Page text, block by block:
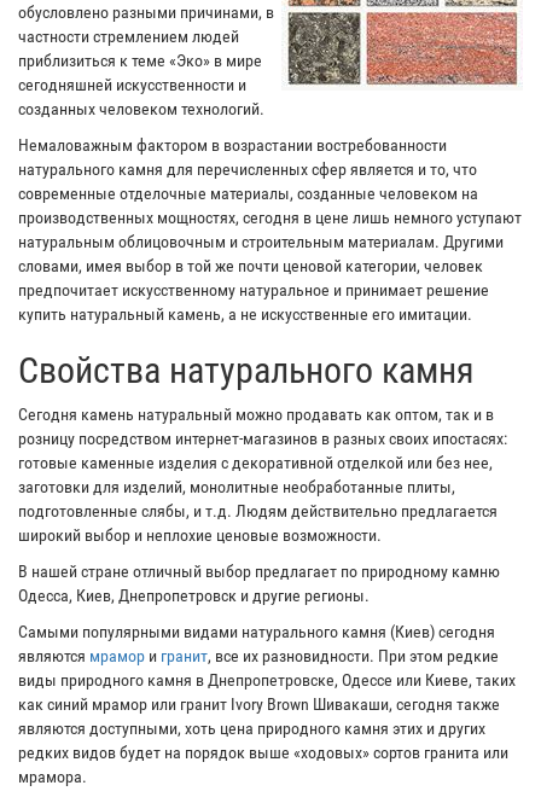
обусловлено разными причинами, в
частности стремлением людей
приблизиться к теме «Эко» в мире
сегодняшней искусственности и
созданных человеком технологий.
Немаловажным фактором в возрастании востребованности
натурального камня для перечисленных сфер является и то, что
современные отделочные материалы, созданные человеком на
производственных мощностях, сегодня в цене лишь немного уступают
натуральным облицовочным и строительным материалам. Другими
словами, имея выбор в той же почти ценовой категории, человек
предпочитает искусственному натуральное и принимает решение
купить натуральный камень, а не искусственные его имитации.
Свойства натурального камня
Сегодня камень натуральный можно продавать как оптом, так и в
розницу посредством интернет-магазинов в разных своих ипостасях:
готовые каменные изделия с декоративной отделкой или без нее,
заготовки для изделий, монолитные необработанные плиты,
подготовленные слябы, и т.д. Людям действительно предлагается
широкий выбор и неплохие ценовые возможности.
В нашей стране отличный выбор предлагает по природному камню
Одесса, Киев, Днепропетровск и другие регионы.
Самыми популярными видами натурального камня (Киев) сегодня
являются мрамор и гранит, все их разновидности. При этом редкие
виды природного камня в Днепропетровске, Одессе или Киеве, таких
как синий мрамор или гранит Ivory Brown Шивакаши, сегодня также
являются доступными, хоть цена природного камня этих и других
редких видов будет на порядок выше «ходовых» сортов гранита или
мрамора.